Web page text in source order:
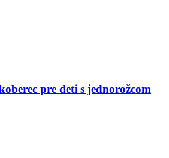
pre deti s jednorožcom